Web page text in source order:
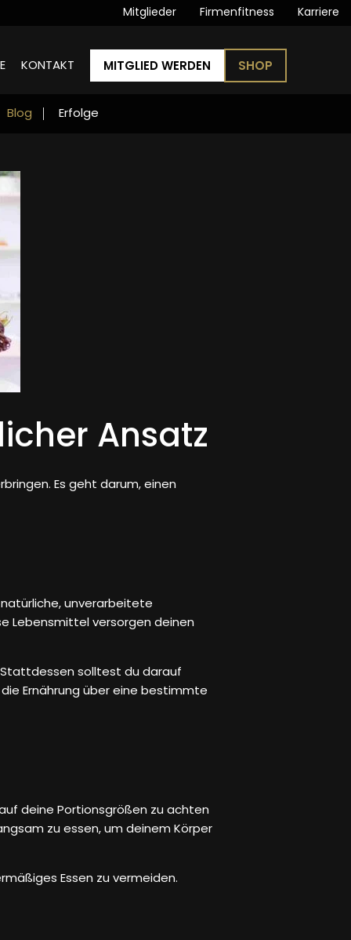
Mitglieder Firmenfitness Karriere
KONTAKT MITGLIED WERDEN SHOP
Blog Erfolge
Ansatz
Es geht darum, einen
unverarbeitete
Lebensmittel versorgen deinen
solltest du darauf
Ernährung über eine bestimmte
deine Portionsgrößen zu achten
zu essen, um deinem Körper
Essen zu vermeiden.